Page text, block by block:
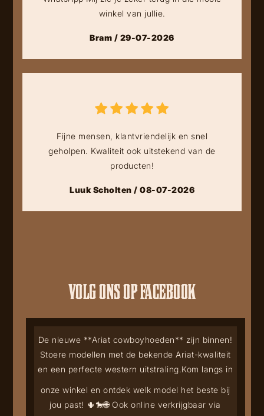
winkel van jullie.
Bram / 29-07-2026
Fijne mensen, klantvriendelijk en snel
geholpen. Kwaliteit ook uitstekend van de
producten!
Luuk Scholten / 08-07-2026
VOLG ONS OP FACEBOOK
De nieuwe **Ariat cowboyhoeden** zijn binnen!
Stoere modellen met de bekende Ariat-kwaliteit
en een perfecte western uitstraling.Kom langs in
onze winkel en ontdek welk model het beste bij
jou past! 🌵🐎🌐 Ook online verkrijgbaar via